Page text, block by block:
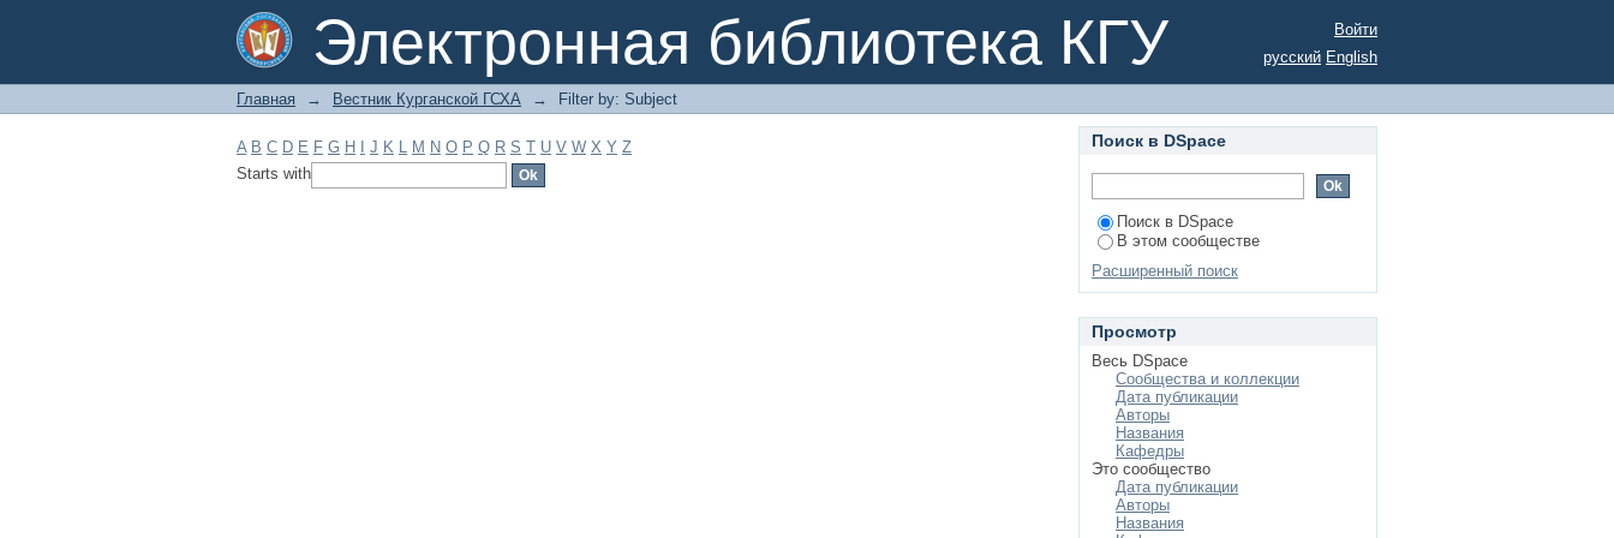
Электронная библиотека КГУ
Filter by: Subject
Войти
русский English
Главная → Вестник Курганской ГСХА → Filter by: Subject
A B C D E F G H J K L M N O P Q R S T U V W X Y Z
Starts with
Поиск в DSpace
Поиск в DSpace
В этом сообществе
Расширенный поиск
Просмотр
Весь DSpace
Сообщества и коллекции
Дата публикации
Авторы
Названия
Кафедры
Это сообщество
Дата публикации
Авторы
Названия